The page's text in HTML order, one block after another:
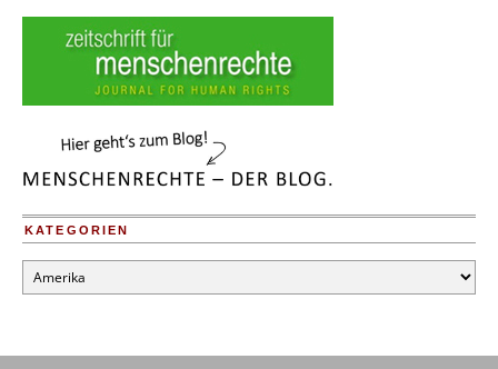
KATEGORIEN
Kategorien